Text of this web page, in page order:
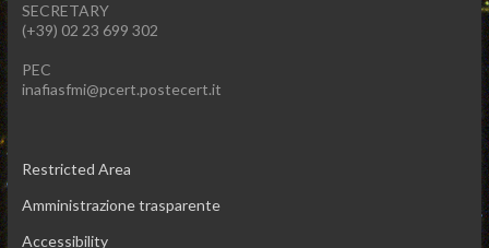
SECRETARY
(+39) 02 23 699 302
PEC
inafiasfmi@pcert.postecert.it
Restricted Area
Amministrazione trasparente
Accessibility